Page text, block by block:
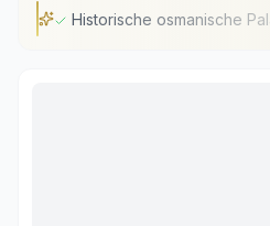
Historische osmanische